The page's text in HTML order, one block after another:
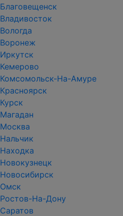
Благовещенск
Владивосток
Вологда
Воронеж
Иркутск
Кемерово
Комсомольск-На-Амуре
Красноярск
Курск
Магадан
Москва
Нальчик
Находка
Новокузнецк
Новосибирск
Омск
Ростов-На-Дону
Саратов